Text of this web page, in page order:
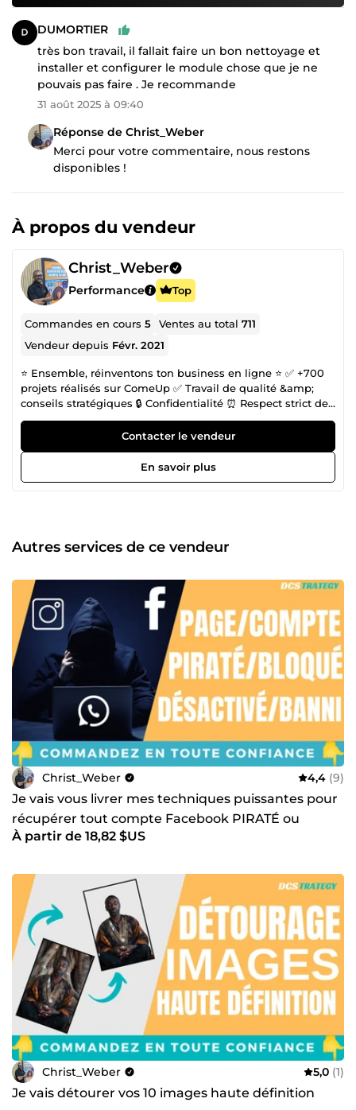
DUMORTIER
très bon travail, il fallait faire un bon nettoyage et
installer et configurer le module chose que je ne
pouvais pas faire . Je recommande
31 août 2025 à 09:40
Réponse de Christ_Weber
Merci pour votre commentaire, nous restons
disponibles !
À propos du vendeur
Christ_Weber
Performance Top
Commandes en cours5 Ventes au total711
Vendeur depuis Févr. 2021
⭐️ Ensemble, réinventons ton business en ligne ⭐️ ✅ +700
projets réalisés sur ComeUp ✅ Travail de qualité &amp;
conseils stratégiques 🔒 Confidentialité ⏰ Respect strict des
délais 👋 Je suis Christ, fondateur de l’agence
DCSTRATEGY. Avec mon équipe, j’accompagne les auteurs
et entrepreneurs sur Amazon KDP et le marketing digital à
360° pour construire un business rentable. 💬 Contacte-moi
dès maintenant pour transformer ton projet en résultats
Contacter le vendeur
En savoir plus
Autres services de ce vendeur
Christ_Weber 4,4 (9)
Je vais vous livrer mes techniques puissantes pour
récupérer tout compte Facebook PIRATÉ ou
BANNI
À partir de 18,82 $US
Christ_Weber 5,0 (1)
Je vais détourer vos 10 images haute définition